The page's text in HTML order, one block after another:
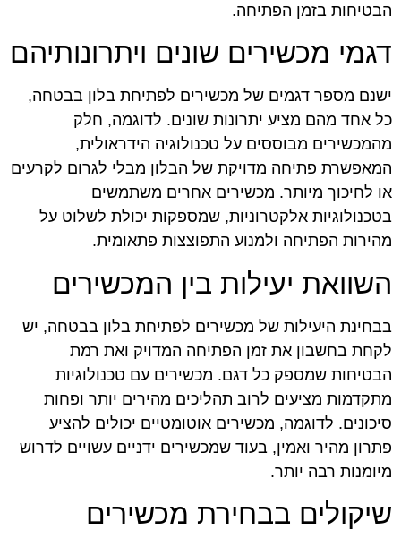
הבטיחות בזמן הפתיחה.
דגמי מכשירים שונים ויתרונותיהם
ישנם מספר דגמים של מכשירים לפתיחת בלון בבטחה,
כל אחד מהם מציע יתרונות שונים. לדוגמה, חלק
מהמכשירים מבוססים על טכנולוגיה הידראולית,
המאפשרת פתיחה מדויקת של הבלון מבלי לגרום לקרעים
או לחיכוך מיותר. מכשירים אחרים משתמשים
בטכנולוגיות אלקטרוניות, שמספקות יכולת לשלוט על
מהירות הפתיחה ולמנוע התפוצצות פתאומית.
השוואת יעילות בין המכשירים
בבחינת היעילות של מכשירים לפתיחת בלון בבטחה, יש
לקחת בחשבון את זמן הפתיחה המדויק ואת רמת
הבטיחות שמספק כל דגם. מכשירים עם טכנולוגיות
מתקדמות מציעים לרוב תהליכים מהירים יותר ופחות
סיכונים. לדוגמה, מכשירים אוטומטיים יכולים להציע
פתרון מהיר ואמין, בעוד שמכשירים ידניים עשויים לדרוש
מיומנות רבה יותר.
שיקולים בבחירת מכשירים